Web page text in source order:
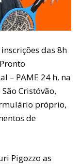
das 8h
– PAME 24 h, na
Cristóvão,
próprio,
de
Pigozzo as